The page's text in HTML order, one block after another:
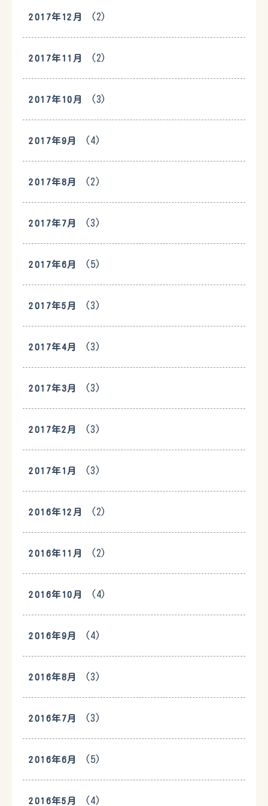
2017年12月 (2)
2017年11月 (2)
2017年10月 (3)
2017年9月 (4)
2017年8月 (2)
2017年7月 (3)
2017年6月 (5)
2017年5月 (3)
2017年4月 (3)
2017年3月 (3)
2017年2月 (3)
2017年1月 (3)
2016年12月 (2)
2016年11月 (2)
2016年10月 (4)
2016年9月 (4)
2016年8月 (3)
2016年7月 (3)
2016年6月 (5)
2016年5月 (4)